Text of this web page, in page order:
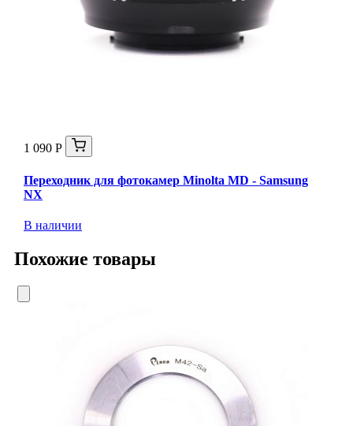
1 090 Р
Переходник для фотокамер Minolta MD - Samsung
NX
В наличии
Похожие товары